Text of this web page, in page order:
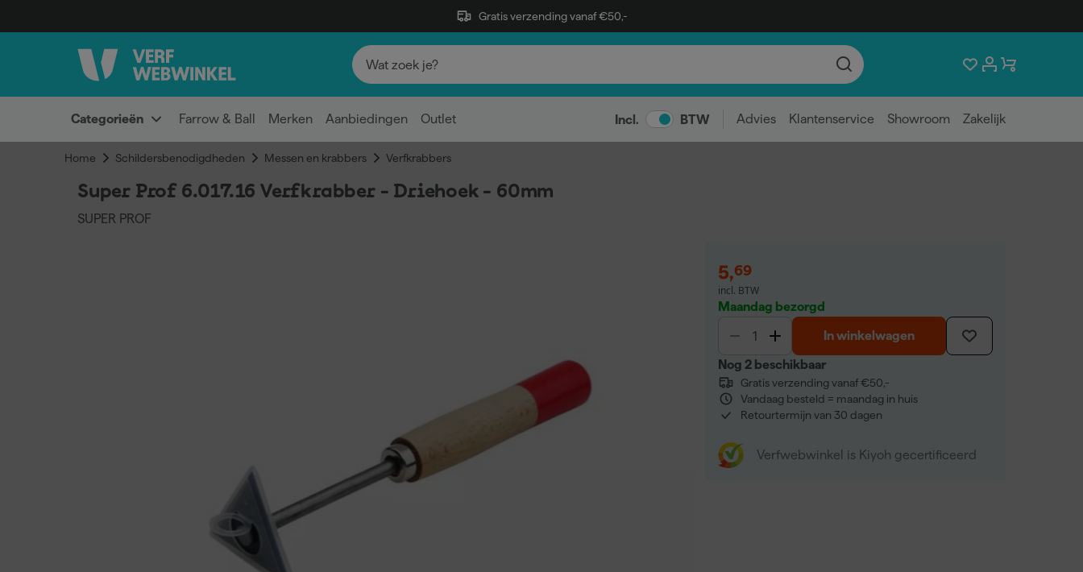
Gratis verzending vanaf €50,-
Categorieën Farrow & Ball Merken Aanbiedingen Outlet Incl. BTW Advies Klantenservice Showroom Zakelijk
Home Schildersbenodigdheden Messen en krabbers Verfkrabbers
Super Prof 6.017.16 Verfkrabber - Driehoek - 60mm
SUPER PROF
5,69
incl. BTW
Maandag bezorgd
In winkelwagen
Nog 2 beschikbaar
Gratis verzending vanaf €50,-
Vandaag besteld = maandag in huis
Retourtermijn van 30 dagen
Verfwebwinkel is Kiyoh gecertificeerd